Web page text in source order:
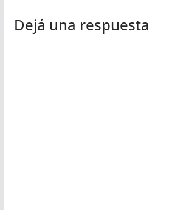
Dejá una respuesta